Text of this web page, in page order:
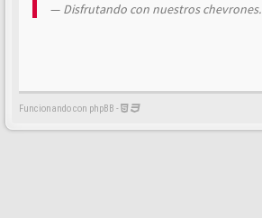
Disfrutando con nuestros chevrones.
Funcionando con phpBB -